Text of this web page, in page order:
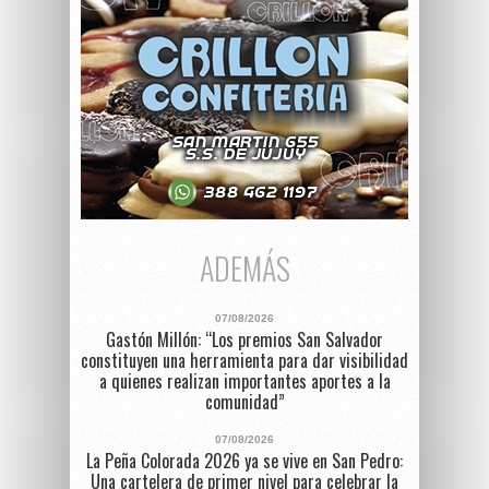
ADEMÁS
07/08/2026
Gastón Millón: “Los premios San Salvador
constituyen una herramienta para dar visibilidad
a quienes realizan importantes aportes a la
comunidad”
07/08/2026
La Peña Colorada 2026 ya se vive en San Pedro:
Una cartelera de primer nivel para celebrar la